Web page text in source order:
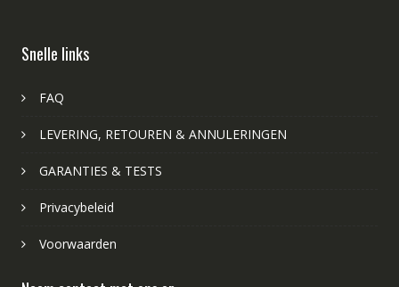
Snelle links
FAQ
LEVERING, RETOUREN & ANNULERINGEN
GARANTIES & TESTS
Privacybeleid
Voorwaarden